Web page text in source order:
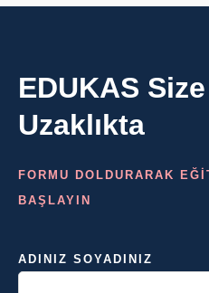
EDUKAS
Uzaklıkta
FORMU DOLDURARAK
BAŞLAYIN
ADINIZ SOYADINIZ